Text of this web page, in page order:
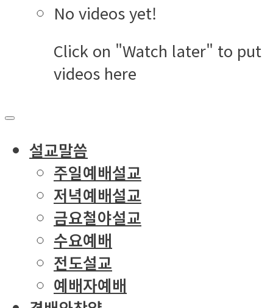
No videos yet!
Click on "Watch later" to put
videos here
설교말씀
주일예배설교
저녁예배설교
금요철야설교
수요예배
전도설교
예배자예배